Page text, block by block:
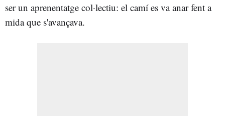
ser un aprenentatge col·lectiu: el camí es va anar fent a
mida que s'avançava.